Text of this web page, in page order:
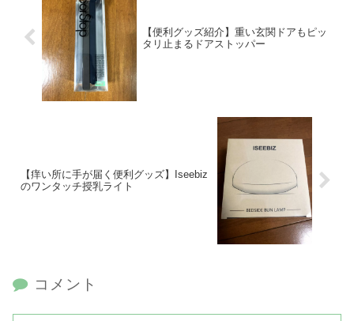
【便利グッズ紹介】重い玄関ドアもピッ
タリ止まるドアストッパー
【痒い所に手が届く便利グッズ】Iseebiz
のワンタッチ授乳ライト
コメント